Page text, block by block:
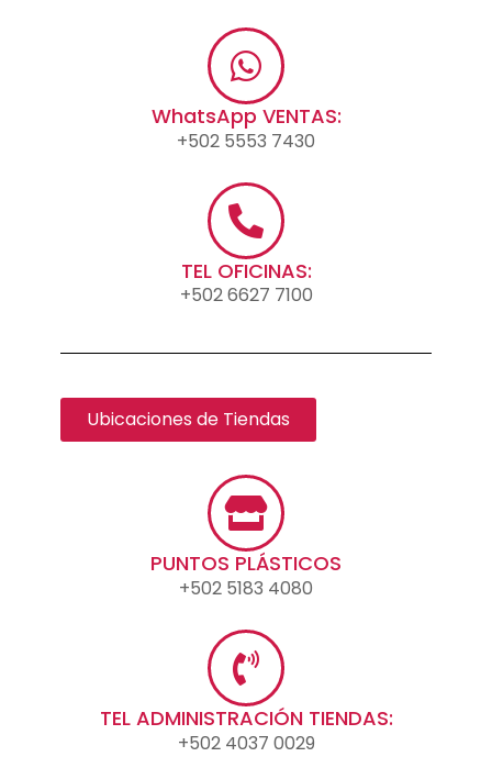
WhatsApp VENTAS:
+502 5553 7430
TEL OFICINAS:
+502 6627 7100
Ubicaciones de Tiendas
PUNTOS PLÁSTICOS
+502 5183 4080
TEL ADMINISTRACIÓN TIENDAS:
+502 4037 0029